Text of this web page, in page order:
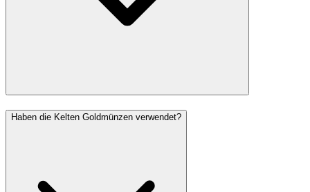
Haben die Kelten Goldmünzen verwendet?